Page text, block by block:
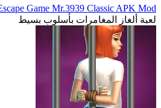
Game Mr.3939 Classic APK Mod
لعبة ألغاز المغامرات بأسلوب بسيط